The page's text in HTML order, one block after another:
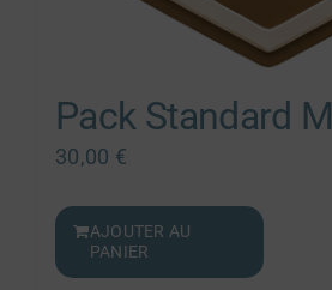
Pack Standard M
30,00 €
AJOUTER AU
PANIER